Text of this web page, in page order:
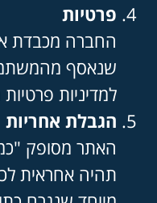
פרטיות
החברה מכבדת
שנאסף
למדיניות
הגבלת אחריות
האתר מסופק
תהיה אחראית